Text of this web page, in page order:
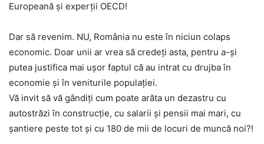
Europeană și experții OECD!
Dar să revenim. NU, România nu este în niciun colaps
economic. Doar unii ar vrea să credeți asta, pentru a-și
putea justifica mai ușor faptul că au intrat cu drujba în
economie și în veniturile populației.
Vă invit să vă gândiți cum poate arăta un dezastru cu
autostrăzi în construcție, cu salarii și pensii mai mari, cu
șantiere peste tot și cu 180 de mii de locuri de muncă noi?!